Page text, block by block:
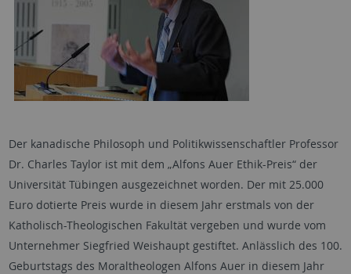
Der kanadische Philosoph und Politikwissenschaftler Professor
Dr. Charles Taylor ist mit dem „Alfons Auer Ethik-Preis“ der
Universität Tübingen ausgezeichnet worden. Der mit 25.000
Euro dotierte Preis wurde in diesem Jahr erstmals von der
Katholisch-Theologischen Fakultät vergeben und wurde vom
Unternehmer Siegfried Weishaupt gestiftet. Anlässlich des 100.
Geburtstags des Moraltheologen Alfons Auer in diesem Jahr